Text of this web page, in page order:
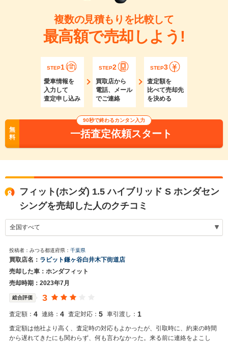
複数の見積もりを比較して
最高額で売却しよう!
STEP1
愛車情報を
入力して
査定申し込み
STEP2
買取店から
電話、メール
でご連絡
STEP3
査定額を
比べて売却先
を決める
無
料
90秒で終わるカンタン入力
一括査定依頼スタート
フィット(ホンダ) 1.5 ハイブリッド S ホンダセン
シングを売却した人のクチコミ
投稿者：みつる都道府県： 千葉県
買取店名： ラビット鎌ヶ谷白井木下街道店
売却した車：ホンダフィット
売却時期：2023年7月
総合評価 3
査定額： 4 連絡： 4 査定対応： 5 車引渡し： 1
査定額は他社より高く、査定時の対応もよかったが、引取時に、約束の時間
から遅れてきたにも関わらず、何も言わなかった。来る前に連絡をよこし